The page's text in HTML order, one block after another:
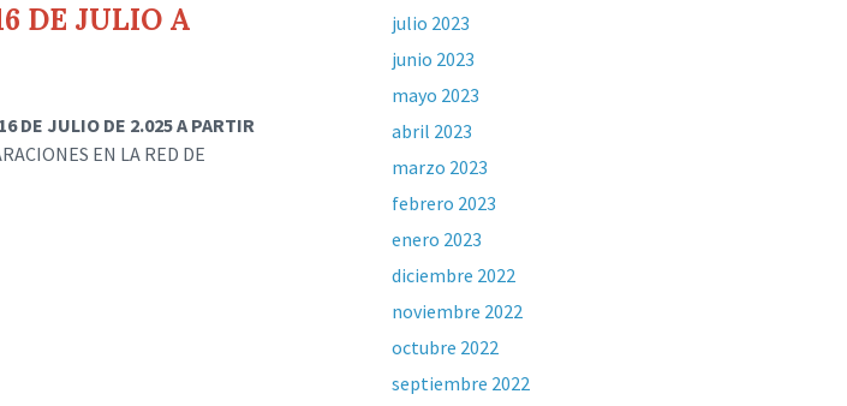
DE JULIO A
16 DE JULIO DE 2.025 A PARTIR
EN LA RED DE
julio 2023
junio 2023
mayo 2023
abril 2023
marzo 2023
febrero 2023
enero 2023
diciembre 2022
noviembre 2022
octubre 2022
septiembre 2022